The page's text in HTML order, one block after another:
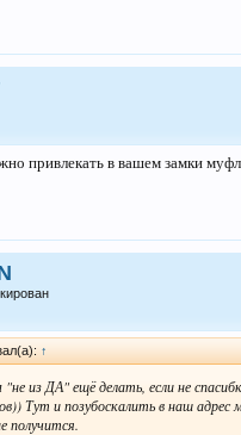
привлекать в вашем замки
↑
из ДА" ещё делать, если не
Тут и позубоскалить в наш адрес
получится.